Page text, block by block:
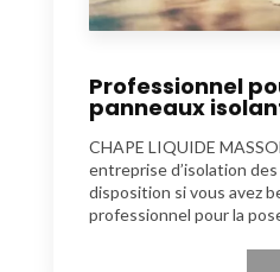
Professionnel
panneaux
CHAPE LIQUIDE
entreprise d’isolation
disposition si vous avez
professionnel pour la